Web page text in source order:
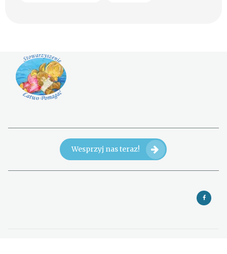
Wesprzyj nas teraz!